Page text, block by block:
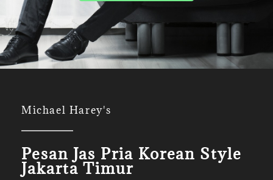
Michael Harey's
Pesan Jas Pria Korean Style
Jakarta Timur